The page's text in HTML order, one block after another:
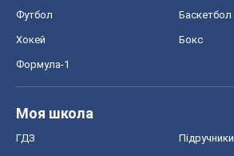
Футбол Баскетбол
Хокей Бокс
Формула-1
Моя школа
ГДЗ Підручники